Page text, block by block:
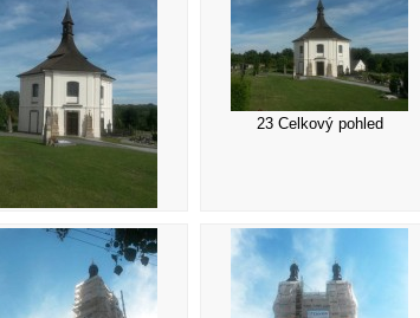
23 Celkový pohled